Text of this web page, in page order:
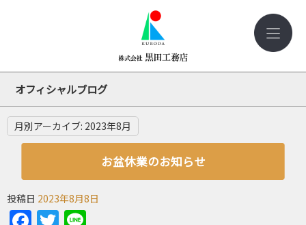
オフィシャルブログ
月別アーカイブ: 2023年8月
お盆休業のお知らせ
投稿日 2023年8月8日